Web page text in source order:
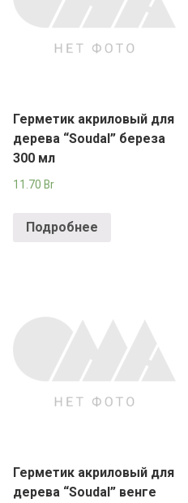
Герметик акриловый для
дерева “Soudal” береза
300 мл
11.70 Br
Подробнее
Герметик акриловый для
дерева “Soudal” венге